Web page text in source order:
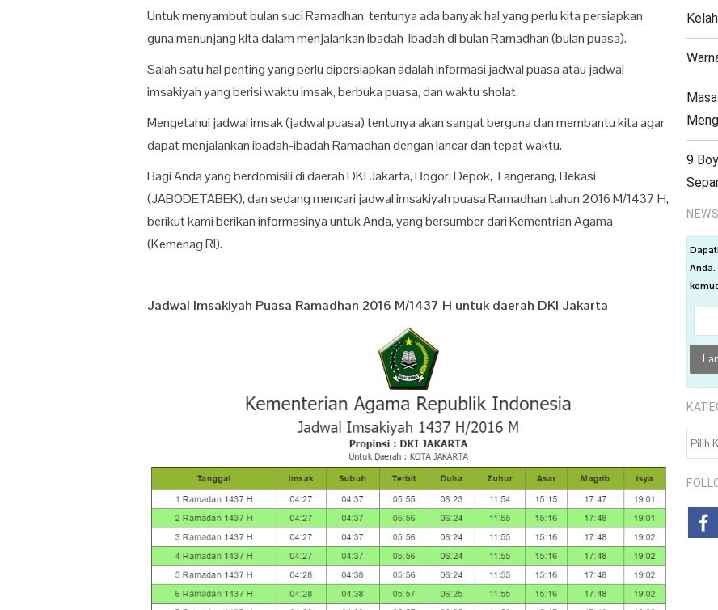
Untuk menyambut bulan suci Ramadhan, tentunya ada banyak hal yang perlu kita persiapkan
guna menunjang kita dalam menjalankan ibadah-ibadah di bulan Ramadhan (bulan puasa).
Salah satu hal penting yang perlu dipersiapkan adalah informasi jadwal puasa atau jadwal
imsakiyah yang berisi waktu imsak, berbuka puasa, dan waktu sholat.
Mengetahui jadwal imsak (jadwal puasa) tentunya akan sangat berguna dan membantu kita agar
dapat menjalankan ibadah-ibadah Ramadhan dengan lancar dan tepat waktu.
Bagi Anda yang berdomisili di daerah DKI Jakarta, Bogor, Depok, Tangerang, Bekasi
(JABODETABEK), dan sedang mencari jadwal imsakiyah puasa Ramadhan tahun 2016 M/1437 H,
berikut kami berikan informasinya untuk Anda, yang bersumber dari Kementrian Agama
(Kemenag RI).
Jadwal Imsakiyah Puasa Ramadhan 2016 M/1437 H untuk daerah DKI Jakarta
9